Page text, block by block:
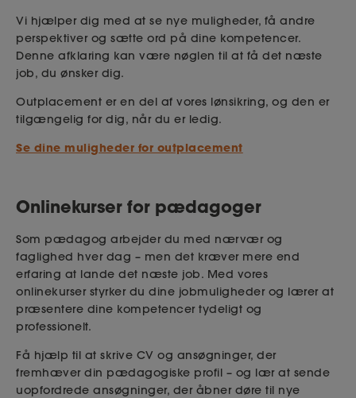
Vi hjælper dig med at se nye muligheder, få andre
perspektiver og sætte ord på dine kompetencer.
Denne afklaring kan være nøglen til at få det næste
job, du ønsker dig.
Outplacement er en del af vores lønsikring, og den er
tilgængelig for dig, når du er ledig.
Se dine muligheder for outplacement
Onlinekurser for pædagoger
Som pædagog arbejder du med nærvær og
faglighed hver dag – men det kræver mere end
erfaring at lande det næste job. Med vores
onlinekurser styrker du dine jobmuligheder og lærer at
præsentere dine kompetencer tydeligt og
professionelt.
Få hjælp til at skrive CV og ansøgninger, der
fremhæver din pædagogiske profil – og lær at sende
uopfordrede ansøgninger, der åbner døre til nye